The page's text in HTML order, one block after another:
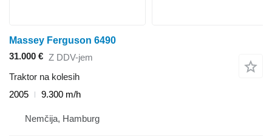
Massey Ferguson 6490
31.000 € Z DDV-jem
Traktor na kolesih
2005
9.300 m/h
Nemčija, Hamburg